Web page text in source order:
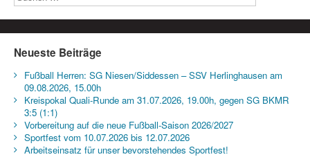
Neueste Beiträge
Fußball Herren: SG Niesen/Siddessen – SSV Herlinghausen am
09.08.2026, 15.00h
Kreispokal Quali-Runde am 31.07.2026, 19.00h, gegen SG BKMR
3:5 (1:1)
Vorbereitung auf die neue Fußball-Saison 2026/2027
Sportfest vom 10.07.2026 bis 12.07.2026
Arbeitseinsatz für unser bevorstehendes Sportfest!